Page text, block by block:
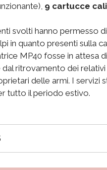
9 cartucce
svolti hanno permesso
in quanto presenti sulla
MP40 fosse in attesa
ritrovamento dei
delle armi. I
tutto il periodo estivo.